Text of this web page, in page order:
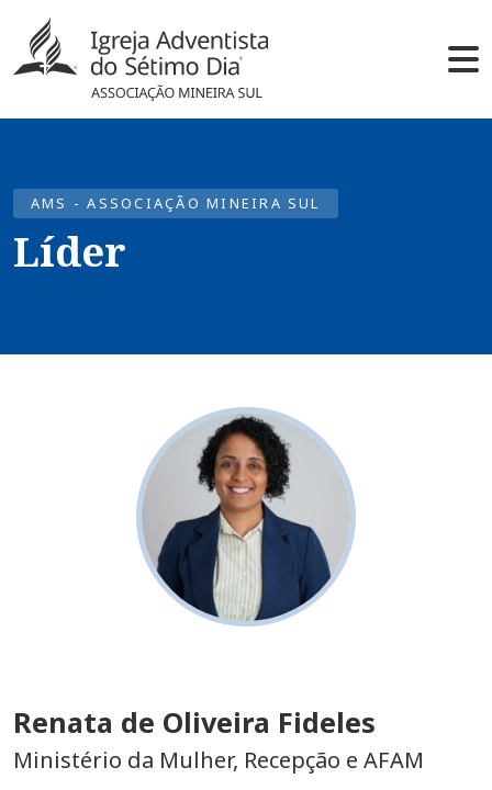
AMS - ASSOCIAÇÃO MINEIRA SUL
Líder
Renata de Oliveira Fideles
Ministério da Mulher, Recepção e AFAM